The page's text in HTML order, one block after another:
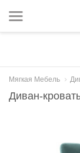
Мягкая Мебель
Диван-